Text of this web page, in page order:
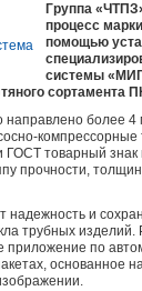
Группа
процесс
помощью
системы
сортамента
более 4
компрессорные
ГОСТ товарный
прочности,
и
трубных изделий.
по
основанное